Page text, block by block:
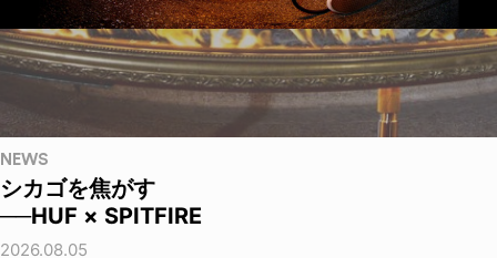
NEWS
シカゴを焦がす
──HUF × SPITFIRE
2026.08.05